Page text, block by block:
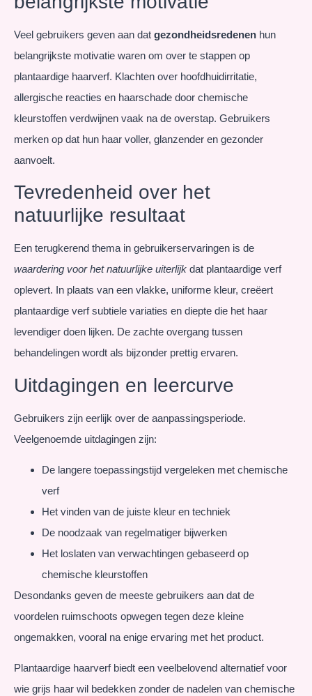
Veel gebruikers geven aan dat gezondheidsredenen hun
belangrijkste motivatie waren om over te stappen op
plantaardige haarverf. Klachten over hoofdhuidirritatie,
allergische reacties en haarschade door chemische
kleurstoffen verdwijnen vaak na de overstap. Gebruikers
merken op dat hun haar voller, glanzender en gezonder
aanvoelt.
Tevredenheid over het
natuurlijke resultaat
Een terugkerend thema in gebruikerservaringen is de
waardering voor het natuurlijke uiterlijk dat plantaardige verf
oplevert. In plaats van een vlakke, uniforme kleur, creëert
plantaardige verf subtiele variaties en diepte die het haar
levendiger doen lijken. De zachte overgang tussen
behandelingen wordt als bijzonder prettig ervaren.
Uitdagingen en leercurve
Gebruikers zijn eerlijk over de aanpassingsperiode.
Veelgenoemde uitdagingen zijn:
De langere toepassingstijd vergeleken met chemische
verf
Het vinden van de juiste kleur en techniek
De noodzaak van regelmatiger bijwerken
Het loslaten van verwachtingen gebaseerd op
chemische kleurstoffen
Desondanks geven de meeste gebruikers aan dat de
voordelen ruimschoots opwegen tegen deze kleine
ongemakken, vooral na enige ervaring met het product.
Plantaardige haarverf biedt een veelbelovend alternatief voor
wie grijs haar wil bedekken zonder de nadelen van chemische